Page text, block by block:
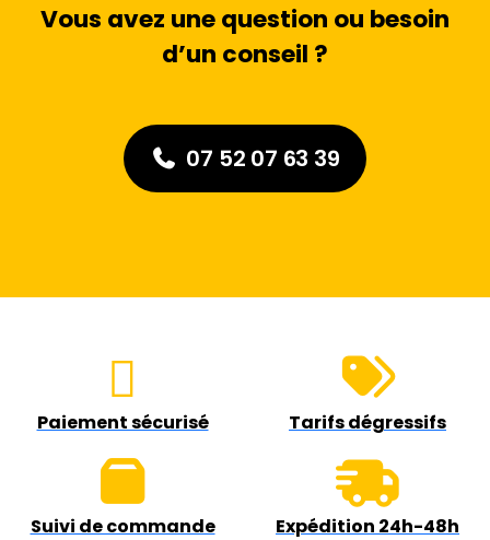
Vous avez une question ou besoin
d’un conseil ?
07 52 07 63 39
Paiement sécurisé Tarifs dégressifs
Suivi de commande Expédition 24h-48h